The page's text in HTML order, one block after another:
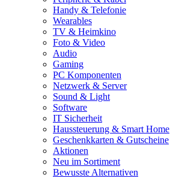
Handy & Telefonie
Wearables
TV & Heimkino
Foto & Video
Audio
Gaming
PC Komponenten
Netzwerk & Server
Sound & Light
Software
IT Sicherheit
Haussteuerung & Smart Home
Geschenkkarten & Gutscheine
Aktionen
Neu im Sortiment
Bewusste Alternativen